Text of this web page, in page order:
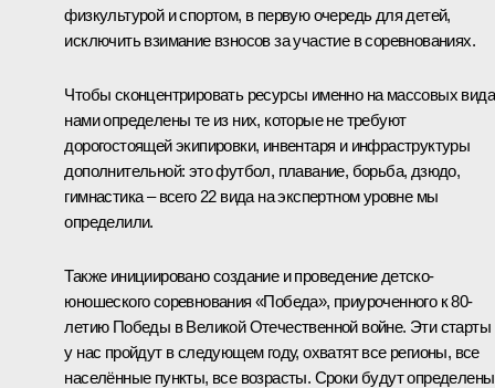
физкультурой и спортом, в первую очередь для детей,
исключить взимание взносов за участие в соревнованиях.
Чтобы сконцентрировать ресурсы именно на массовых
нами определены те из них, которые не требуют
дорогостоящей экипировки, инвентаря и инфраструктуры
дополнительной: это футбол, плавание, борьба, дзюдо,
гимнастика – всего 22 вида на экспертном уровне мы
определили.
Также инициировано создание и проведение детско-
юношеского соревнования «Победа», приуроченного к 80-
летию Победы в Великой Отечественной войне. Эти старты
у нас пройдут в следующем году, охватят все регионы, все
населённые пункты, все возрасты. Сроки будут определены